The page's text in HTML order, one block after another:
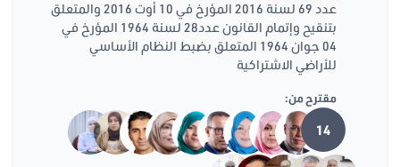
عدد 69 لسنة 2016 المؤرخ في 10 أوت 2016 والمتعلق
بتنقيح وإتمام القانون عدد28 لسنة 1964 المؤرخ في
04 جوان 1964 المتعلق بضبط النظام الأساسي
للأراضي الاشتراكية
مقترح من:
14